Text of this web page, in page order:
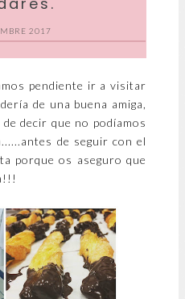
2017
pendiente ir a visitar
de una buena amiga,
de decir que no podíamos
de seguir con el
porque os aseguro que